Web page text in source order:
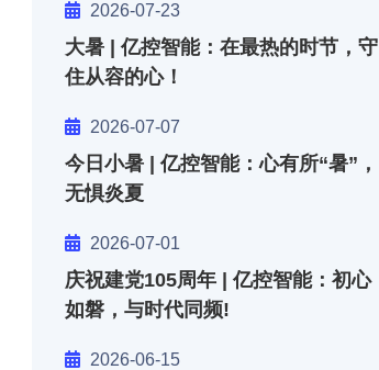
2026-07-23
大暑 | 亿控智能：在最热的时节，守
住从容的心！
2026-07-07
今日小暑 | 亿控智能：心有所“暑”，
无惧炎夏
2026-07-01
庆祝建党105周年 | 亿控智能：初心
如磐，与时代同频!
2026-06-15